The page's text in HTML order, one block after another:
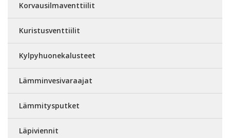
Korvausilmaventtiilit
Kuristusventtiilit
Kylpyhuonekalusteet
Lämminvesivaraajat
Lämmitysputket
Läpiviennit